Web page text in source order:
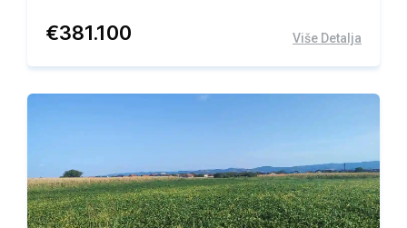
€381.100 Više Detalja